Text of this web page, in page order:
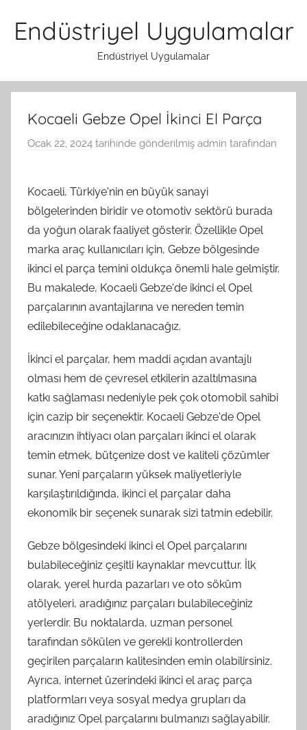
atlaEndüstriyel Uygulamalar
Endüstriyel Uygulamalar
Kocaeli Gebze Opel İkinci El Parça
Ocak 22, 2024 tarihinde gönderilmiş admin tarafından
Kocaeli, Türkiye'nin en büyük sanayi
bölgelerinden biridir ve otomotiv sektörü burada
da yoğun olarak faaliyet gösterir. Özellikle Opel
marka araç kullanıcıları için, Gebze bölgesinde
ikinci el parça temini oldukça önemli hale gelmiştir.
Bu makalede, Kocaeli Gebze'de ikinci el Opel
parçalarının avantajlarına ve nereden temin
edilebileceğine odaklanacağız.
İkinci el parçalar, hem maddi açıdan avantajlı
olması hem de çevresel etkilerin azaltılmasına
katkı sağlaması nedeniyle pek çok otomobil sahibi
için cazip bir seçenektir. Kocaeli Gebze'de Opel
aracınızın ihtiyacı olan parçaları ikinci el olarak
temin etmek, bütçenize dost ve kaliteli çözümler
sunar. Yeni parçaların yüksek maliyetleriyle
karşılaştırıldığında, ikinci el parçalar daha
ekonomik bir seçenek sunarak sizi tatmin edebilir.
Gebze bölgesindeki ikinci el Opel parçalarını
bulabileceğiniz çeşitli kaynaklar mevcuttur. İlk
olarak, yerel hurda pazarları ve oto söküm
atölyeleri, aradığınız parçaları bulabileceğiniz
yerlerdir. Bu noktalarda, uzman personel
tarafından sökülen ve gerekli kontrollerden
geçirilen parçaların kalitesinden emin olabilirsiniz.
Ayrıca, internet üzerindeki ikinci el araç parça
platformları veya sosyal medya grupları da
aradığınız Opel parçalarını bulmanızı sağlayabilir.